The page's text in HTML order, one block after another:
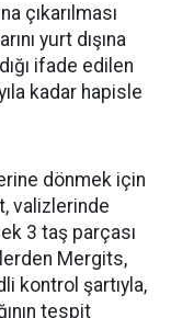
çıkarılması
yurt dışına
ifade edilen
kadar hapisle
dönmek için
valizlerinde
3 taş parçası
Mergits,
kontrol şartıyla,
tespit